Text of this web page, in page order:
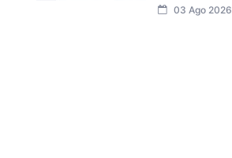
03 Ago 2026